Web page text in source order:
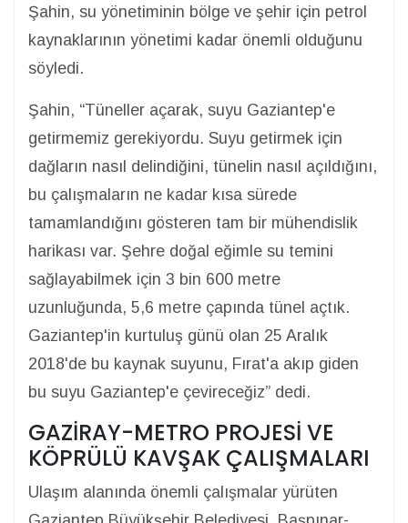
Şahin, su yönetiminin bölge ve şehir için petrol
kaynaklarının yönetimi kadar önemli olduğunu
söyledi.
Şahin, “Tüneller açarak, suyu Gaziantep'e
getirmemiz gerekiyordu. Suyu getirmek için
dağların nasıl delindiğini, tünelin nasıl açıldığını,
bu çalışmaların ne kadar kısa sürede
tamamlandığını gösteren tam bir mühendislik
harikası var. Şehre doğal eğimle su temini
sağlayabilmek için 3 bin 600 metre
uzunluğunda, 5,6 metre çapında tünel açtık.
Gaziantep'in kurtuluş günü olan 25 Aralık
2018'de bu kaynak suyunu, Fırat'a akıp giden
bu suyu Gaziantep'e çevireceğiz” dedi.
GAZİRAY-METRO PROJESİ VE
KÖPRÜLÜ KAVŞAK ÇALIŞMALARI
Ulaşım alanında önemli çalışmalar yürüten